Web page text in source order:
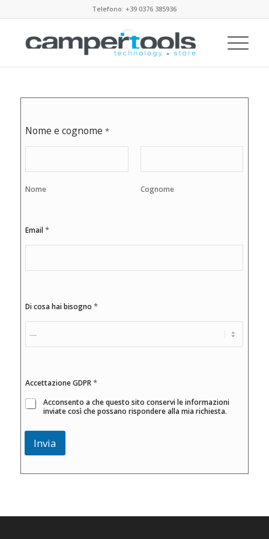
Telefono: +39 0376 385936
Nome e cognome*
Nome Cognome
Email*
Di cosa hai bisogno*
p
p
u
t
m
n
Accettazione GDPR*
Acconsento a che questo sito conservi le informazioni
inviate così che possano rispondere alla mia richiesta.
Invia